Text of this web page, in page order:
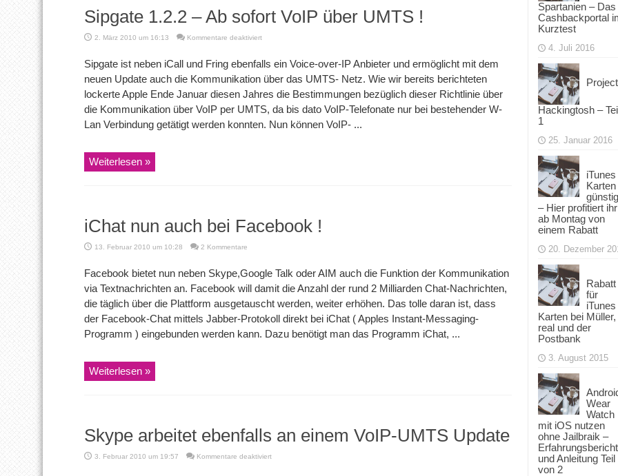
Sipgate 1.2.2 – Ab sofort VoIP über UMTS !
2. März 2010 um 16:13 Kommentare deaktiviertfür
–
Ab
VoIP
über
UMTS
!
Sipgate ist neben iCall und Fring ebenfalls ein Voice-over-IP Anbieter und ermöglicht mit dem
neuen Update auch die Kommunikation über das UMTS- Netz. Wie wir bereits berichteten
lockerte Apple Ende Januar diesen Jahres die Bestimmungen bezüglich dieser Richtlinie über
die Kommunikation über VoIP per UMTS, da bis dato VoIP-Telefonate nur bei bestehender W-
Lan Verbindung getätigt werden konnten. Nun können VoIP- ...
Weiterlesen »
iChat nun auch bei Facebook !
13. Februar 2010 um 10:28 2 Kommentare
Facebook bietet nun neben Skype,Google Talk oder AIM auch die Funktion der Kommunikation
via Textnachrichten an. Facebook will damit die Anzahl der rund 2 Milliarden Chat-Nachrichten,
die täglich über die Plattform ausgetauscht werden, weiter erhöhen. Das tolle daran ist, dass
der Facebook-Chat mittels Jabber-Protokoll direkt bei iChat ( Apples Instant-Messaging-
Programm ) eingebunden werden kann. Dazu benötigt man das Programm iChat, ...
Weiterlesen »
Skype arbeitet ebenfalls an einem VoIP-UMTS Update
3. Februar 2010 um 19:57 Kommentare deaktiviertfür
Spartanien – Das
Cashbackportal
Kurztest
4. Juli 2016
Project
Hackingtosh –
1
25. Januar 2016
iTunes
Karten
– Hier profitiert ihr
ab Montag von
einem Rabatt
20. Dezember
Rabatt
für
iTunes
Karten bei Müller,
real und der
Postbank
3. August 2015
Wear
Watch
mit iOS nutzen
ohne Jailbraik –
Erfahrungsbericht
und Anleitung Teil
von 2